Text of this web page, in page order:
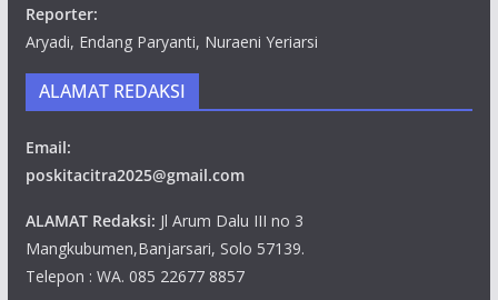
Reporter:
Aryadi, Endang Paryanti, Nuraeni Yeriarsi
ALAMAT REDAKSI
Email:
poskitacitra2025@gmail.com
ALAMAT Redaksi: Jl Arum Dalu III no 3
Mangkubumen,Banjarsari, Solo 57139.
Telepon : WA. 085 22677 8857